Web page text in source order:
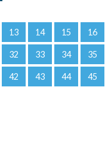
13 14 15 16
32 33 34 35
42 43 44 45